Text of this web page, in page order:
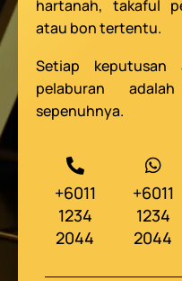
hartanah, takaful
atau bon tertentu.
Setiap keputusan
pelaburan
sepenuhnya.
+6011
1234
2044
+6011
1234
2044